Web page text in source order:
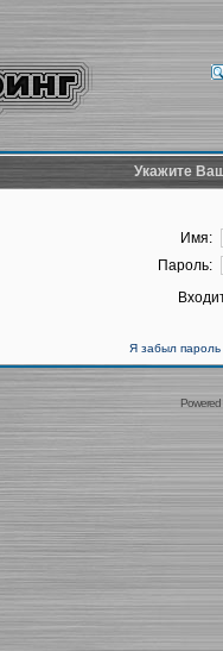
Укажите
Имя:
Пароль:
Я забыл пароль